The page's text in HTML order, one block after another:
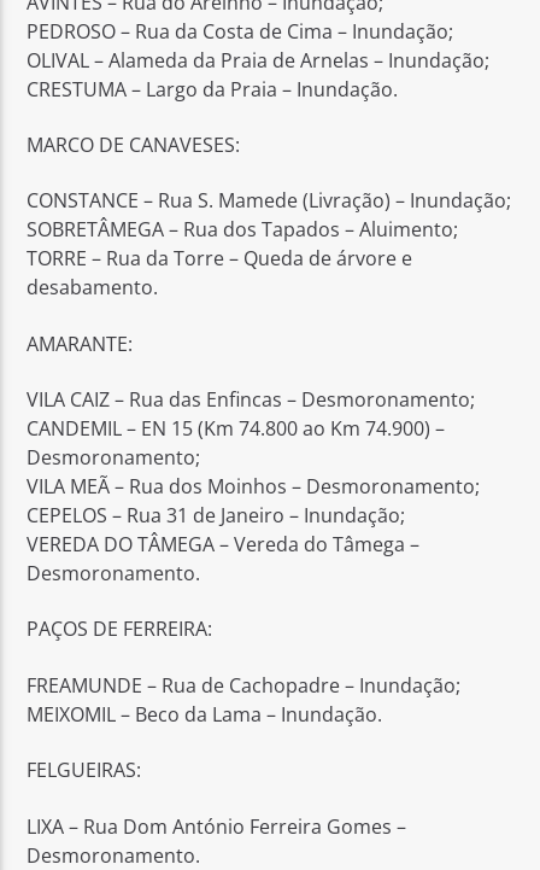
PEDROSO – Rua da Costa de Cima – Inundação;
OLIVAL – Alameda da Praia de Arnelas – Inundação;
CRESTUMA – Largo da Praia – Inundação.
MARCO DE CANAVESES:
CONSTANCE – Rua S. Mamede (Livração) – Inundação;
SOBRETÂMEGA – Rua dos Tapados – Aluimento;
TORRE – Rua da Torre – Queda de árvore e
desabamento.
AMARANTE:
VILA CAIZ – Rua das Enfincas – Desmoronamento;
CANDEMIL – EN 15 (Km 74.800 ao Km 74.900) –
Desmoronamento;
VILA MEÃ – Rua dos Moinhos – Desmoronamento;
CEPELOS – Rua 31 de Janeiro – Inundação;
VEREDA DO TÂMEGA – Vereda do Tâmega –
Desmoronamento.
PAÇOS DE FERREIRA:
FREAMUNDE – Rua de Cachopadre – Inundação;
MEIXOMIL – Beco da Lama – Inundação.
FELGUEIRAS:
LIXA – Rua Dom António Ferreira Gomes –
Desmoronamento.